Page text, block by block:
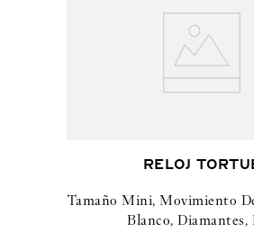
RELOJ
Tamaño Mini, Movimiento
Blanco, Diamantes,